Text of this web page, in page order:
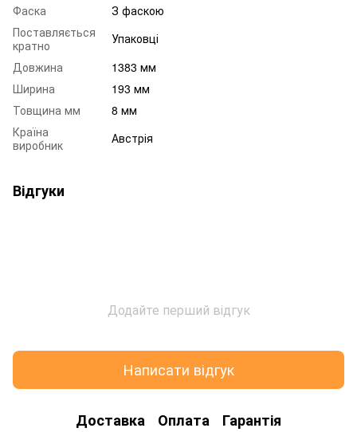
Фаска
З фаскою
Поставляється
кратно
Упаковці
Довжина
1383 мм
Ширина
193 мм
Товщина мм
8 мм
Країна
виробник
Австрія
Відгуки
Додайте перший відгук
Написати відгук
Доставка Оплата Гарантія